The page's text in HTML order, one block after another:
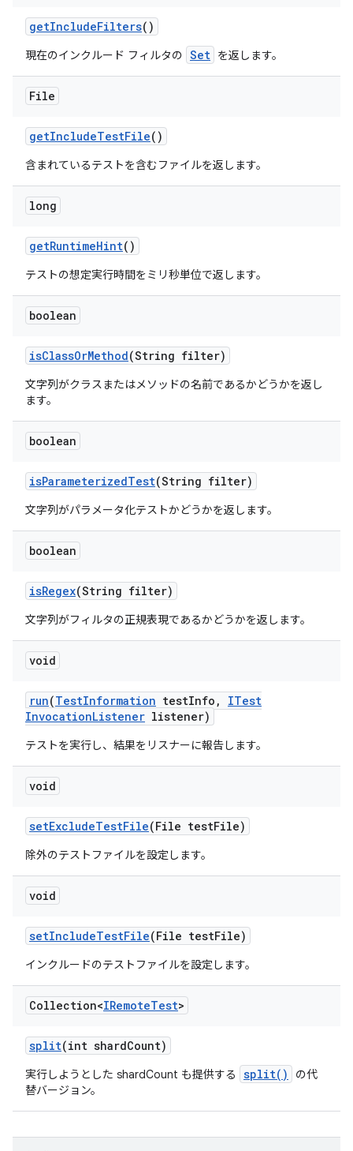
getIncludeFilters()
現在のインクルード フィルタの Set を返します。
File
getIncludeTestFile()
含まれているテストを含むファイルを返します。
long
getRuntimeHint()
テストの想定実行時間をミリ秒単位で返します。
boolean
isClassOrMethod(String filter)
文字列がクラスまたはメソッドの名前であるかどうかを返し
ます。
boolean
isParameterizedTest(String filter)
文字列がパラメータ化テストかどうかを返します。
boolean
isRegex(String filter)
文字列がフィルタの正規表現であるかどうかを返します。
void
run(TestInformation testInfo ,
ITest
InvocationListener listener)
テストを実行し、結果をリスナーに報告します。
void
setExcludeTestFile(File testFile)
除外のテストファイルを設定します。
void
setIncludeTestFile(File testFile)
インクルードのテストファイルを設定します。
Collection<IRemoteTest>
split(int shardCount)
実行しようとした shardCount も提供する split()
の代
替バージョン。